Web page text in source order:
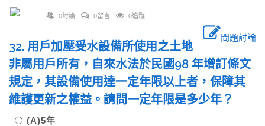
0討論 0留言 0追蹤
問題討論
32. 用戶加壓受水設備所使用之土地
非屬用戶所有，自來水法於民國98 年增訂條文
規定，其設備使用達一定年限以上者，保障其
維護更新之權益。請問一定年限是多少年？
(A)5年